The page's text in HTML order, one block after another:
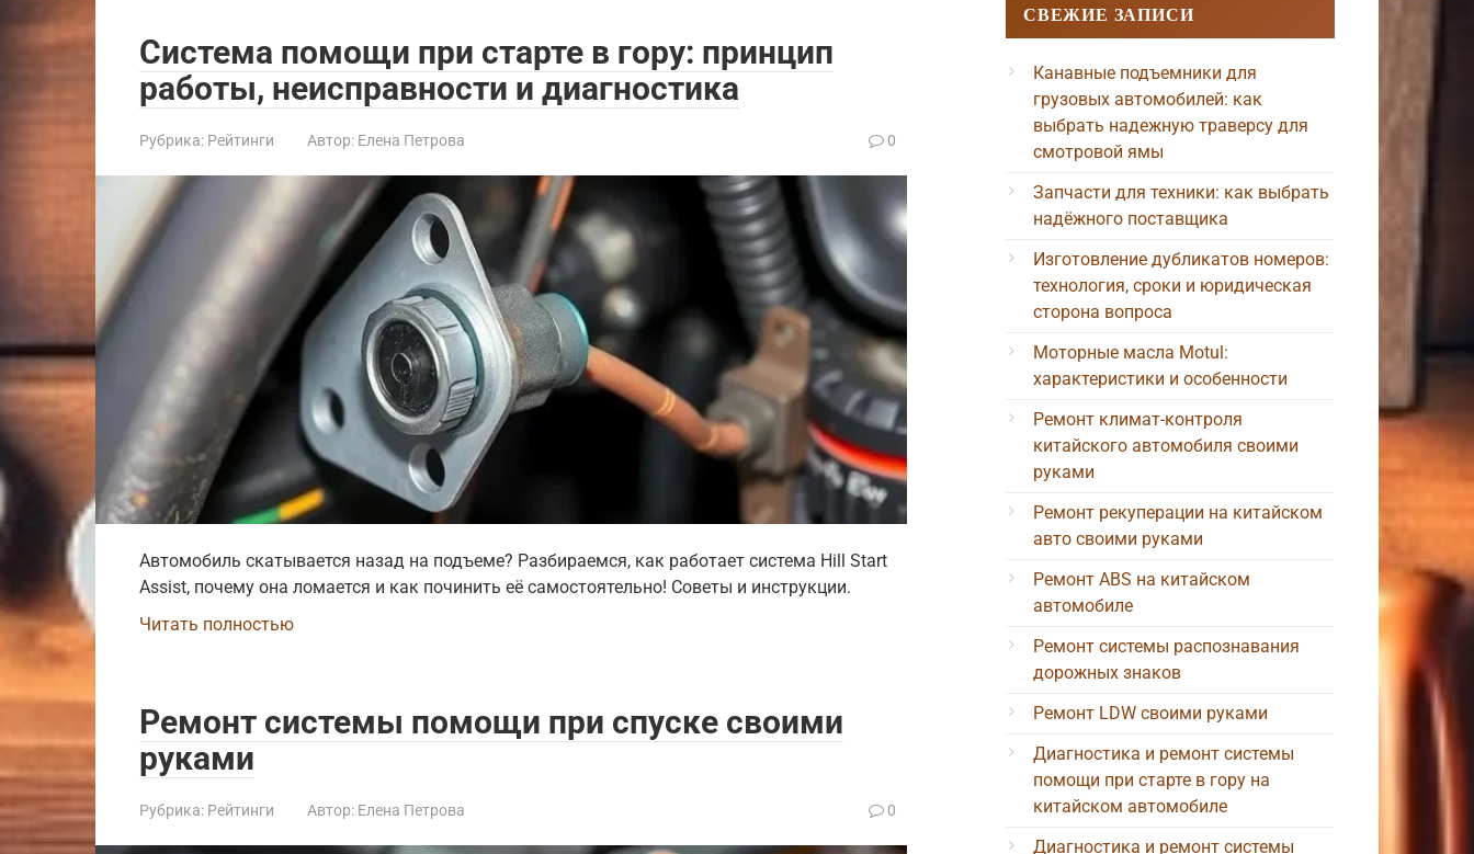
Система помощи при старте в гору: принцип
работы, неисправности и диагностика
Рубрика: Рейтинги Автор: Елена Петрова 0
Автомобиль скатывается назад на подъеме? Разбираемся, как работает система Hill Start
Assist, почему она ломается и как починить её самостоятельно! Советы и инструкции.
Читать полностью
Ремонт системы помощи при спуске своими
руками
Рубрика: Рейтинги Автор: Елена Петрова 0
СВЕЖИЕ ЗАПИСИ
Канавные подъемники для
грузовых автомобилей: как
выбрать надежную траверсу для
смотровой ямы
Запчасти для техники: как выбрать
надёжного поставщика
Изготовление дубликатов номеров:
технология, сроки и юридическая
сторона вопроса
Моторные масла Motul:
характеристики и особенности
Ремонт климат-контроля
китайского автомобиля своими
руками
Ремонт рекуперации на китайском
авто своими руками
Ремонт ABS на китайском
автомобиле
Ремонт системы распознавания
дорожных знаков
Ремонт LDW своими руками
Диагностика и ремонт системы
помощи при старте в гору на
китайском автомобиле
Диагностика и ремонт системы